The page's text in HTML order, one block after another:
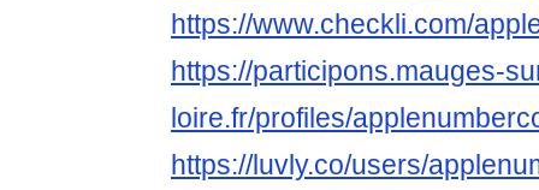
https://www.checkli.com/
https://participons.mauges-
loire.fr/profiles/
https://luvly.co/users/